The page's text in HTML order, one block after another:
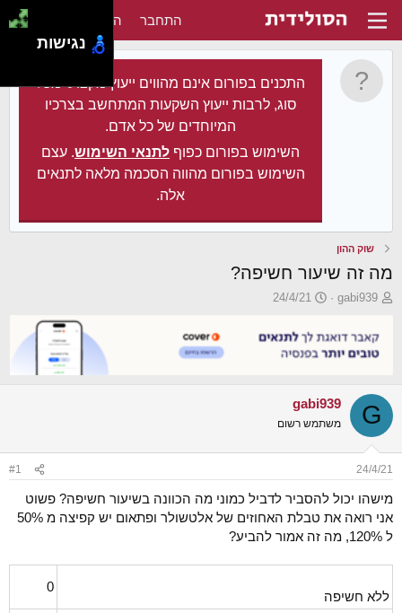
התחבר הירשם
התכנים בפורום אינם מהווים ייעוץ מקצועי מכל
סוג, לרבות ייעוץ השקעות המתחשב בצרכיו
המיוחדים של כל אדם.
השימוש בפורום כפוף לתנאי השימוש. עצם
השימוש בפורום מהווה הסכמה מלאה לתנאים
אלה.
שוק ההון
מה זה שיעור חשיפה?
פ
ח
ה
ו
ש
א
gabi939
פ
ר
ס
ם
א
ר
24/4/21
G
gabi939
משתמש רשום
24/4/21
#1
מישהו יכול להסביר לדביל כמוני מה הכוונה בשיעור חשיפה? פשוט
אני רואה את טבלת האחוזים של אלטשולר ופתאום יש קפיצה מ 50%
ל 120%, מה זה אמור להביע?
ללא חשיפה
0
נגישות